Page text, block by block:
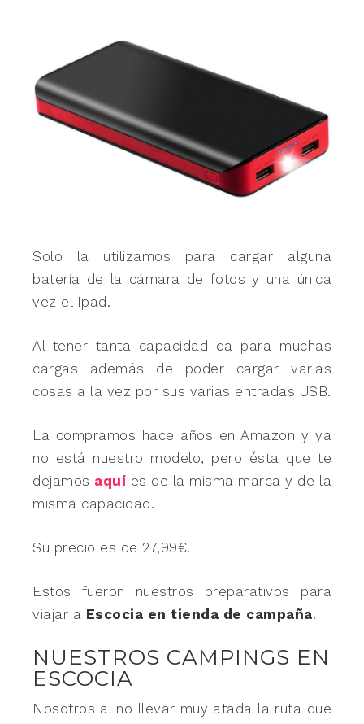
Solo la utilizamos para cargar alguna
batería de la cámara de fotos y una única
vez el Ipad.
Al tener tanta capacidad da para muchas
cargas además de poder cargar varias
cosas a la vez por sus varias entradas USB.
La compramos hace años en Amazon y ya
no está nuestro modelo, pero ésta que te
dejamos aquí es de la misma marca y de la
misma capacidad.
Su precio es de 27,99€.
Estos fueron nuestros preparativos para
viajar a Escocia en tienda de campaña.
NUESTROS CAMPINGS EN
ESCOCIA
Nosotros al no llevar muy atada la ruta que